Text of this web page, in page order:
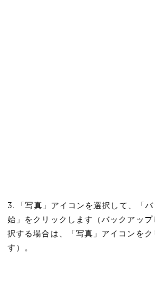
3. 「写真」アイコンを選択して、「
始」をクリックします（バックアップ
択する場合は、「写真」アイコンをク
す）。